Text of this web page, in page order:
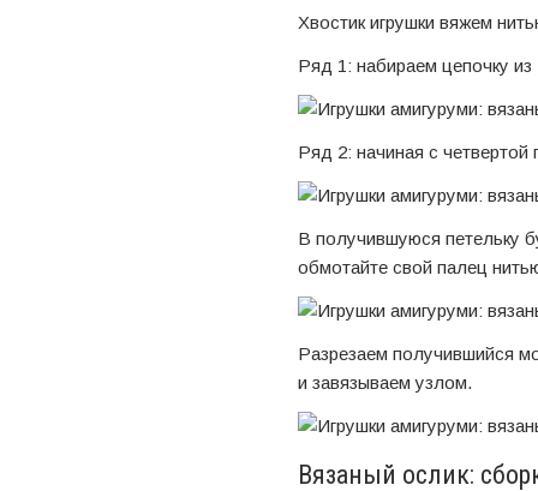
Хвостик игрушки вяжем
Ряд 1: набираем цепочку из
Ряд 2: начиная с четвертой
В получившуюся петельку
обмотайте свой палец
Разрезаем получившийся
и завязываем узлом.
Вязаный ослик: